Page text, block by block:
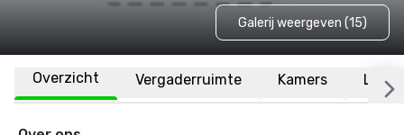
Galerij weergeven (15)
Overzicht Vergaderruimte Kamers